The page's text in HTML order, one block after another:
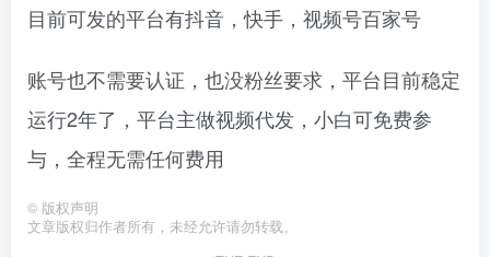
目前可发的平台有抖音，快手，视频号百家号
账号也不需要认证，也没粉丝要求，平台目前稳定
运行2年了，平台主做视频代发，小白可免费参
与，全程无需任何费用
© 版权声明
文章版权归作者所有，未经允许请勿转载。